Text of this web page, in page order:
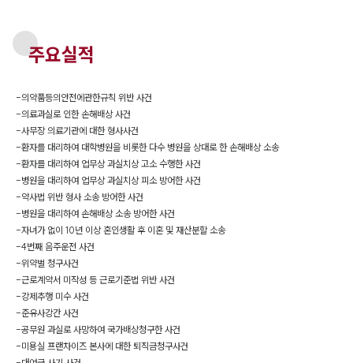
주요실적
-의약품등의안전에관한규칙 위반 사건
-의료과실로 인한 손해배상 사건
-사무장 의료기관에 대한 형사사건
-환자를 대리하여 대학병원을 비롯한 다수 병원을 상대로 한 손해배상 소송
-환자를 대리하여 업무상 과실치상 고소 수행한 사건
-병원을 대리하여 업무상 과실치상 피소 방어한 사건
-약사법 위반 형사 소송 방어한 사건
-병원을 대리하여 손해배상 소송 방어한 사건
-자녀가 없이 10년 이상 혼인생활 후 이혼 및 재산분할 소송
-4번째 음주운전 사건
-위약벌 청구사건
-근로계약서 미작성 등 근로기준법 위반 사건
-강제추행 미수 사건
-준유사강간 사건
-공무원 과실로 사망하여 국가배상청구한 사건
-미용실 프랜차이즈 본사에 대한 퇴직금청구사건